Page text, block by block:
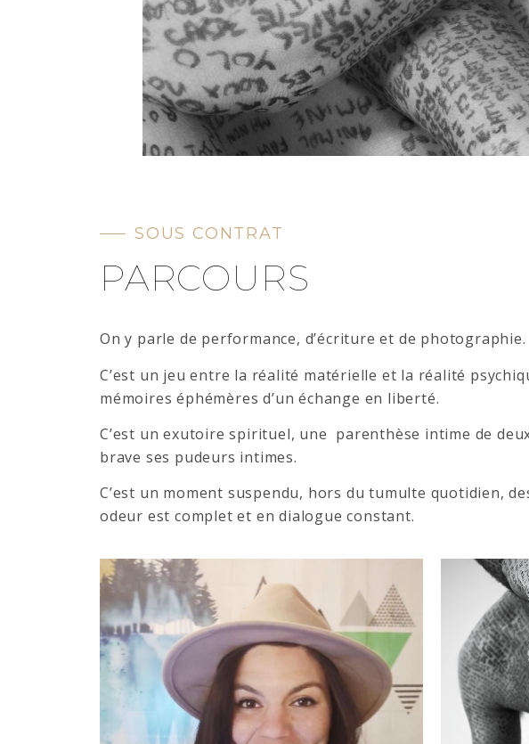
SOUS CONTRAT
PARCOURS
On y parle de performance, d’écriture et de photographie.
C’est un jeu entre la réalité matérielle et la réalité
mémoires éphémères d’un échange en liberté.
C’est un exutoire spirituel, une parenthèse intime de
brave ses pudeurs intimes.
C’est un moment suspendu, hors du tumulte quotidien,
odeur est complet et en dialogue constant.